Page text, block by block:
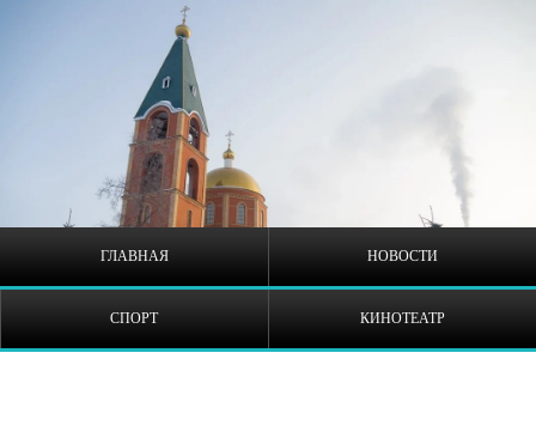
ГЛАВНАЯ НОВОСТИ
СПОРТ КИНОТЕАТР